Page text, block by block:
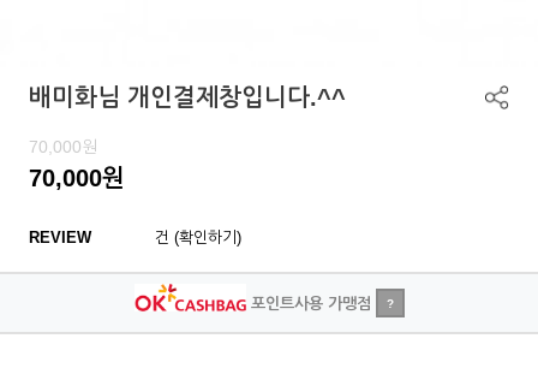
배미화님 개인결제창입니다.^^
70,000원
70,000원
REVIEW 건 (확인하기)
포인트사용 가맹점 ?